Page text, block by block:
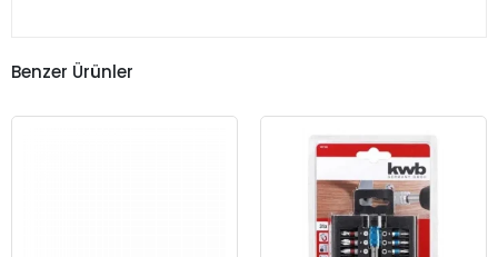
Benzer Ürünler